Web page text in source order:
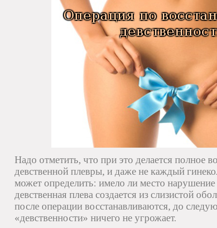
Надо отметить, что при это делается полное
девственной плевры, и даже не каждый
может определить: имело ли место нарушение
девственная плева создается из слизистой
после операции восстанавливаются, до
«девственности» ничего не угрожает.